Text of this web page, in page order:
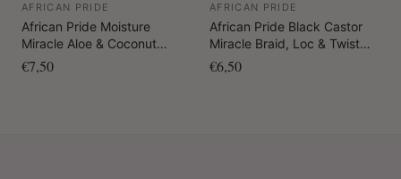
AFRICAN PRIDE
African Pride Moisture
Miracle Aloe & Coconut
Water Hydrate & Restore
Deep Conditioner 340 gr.
€7,50
AFRICAN PRIDE
African Pride Black Castor
Miracle Braid, Loc & Twist
Gel 8oz.
€6,50